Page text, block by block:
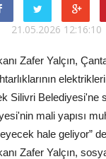
21.05.2026 12:16:10
Zafer Yalçın,
Silivri Belediyesi'ne
mali yapısı
hale geliyor”
Zafer Yalçın,